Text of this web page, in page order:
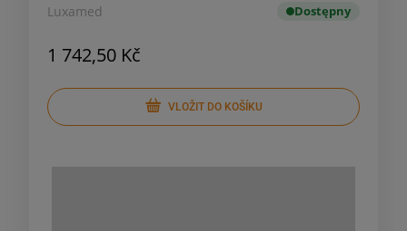
Luxamed Dostępny
1 742,50 Kč
VLOŽIT DO KOŠÍKU